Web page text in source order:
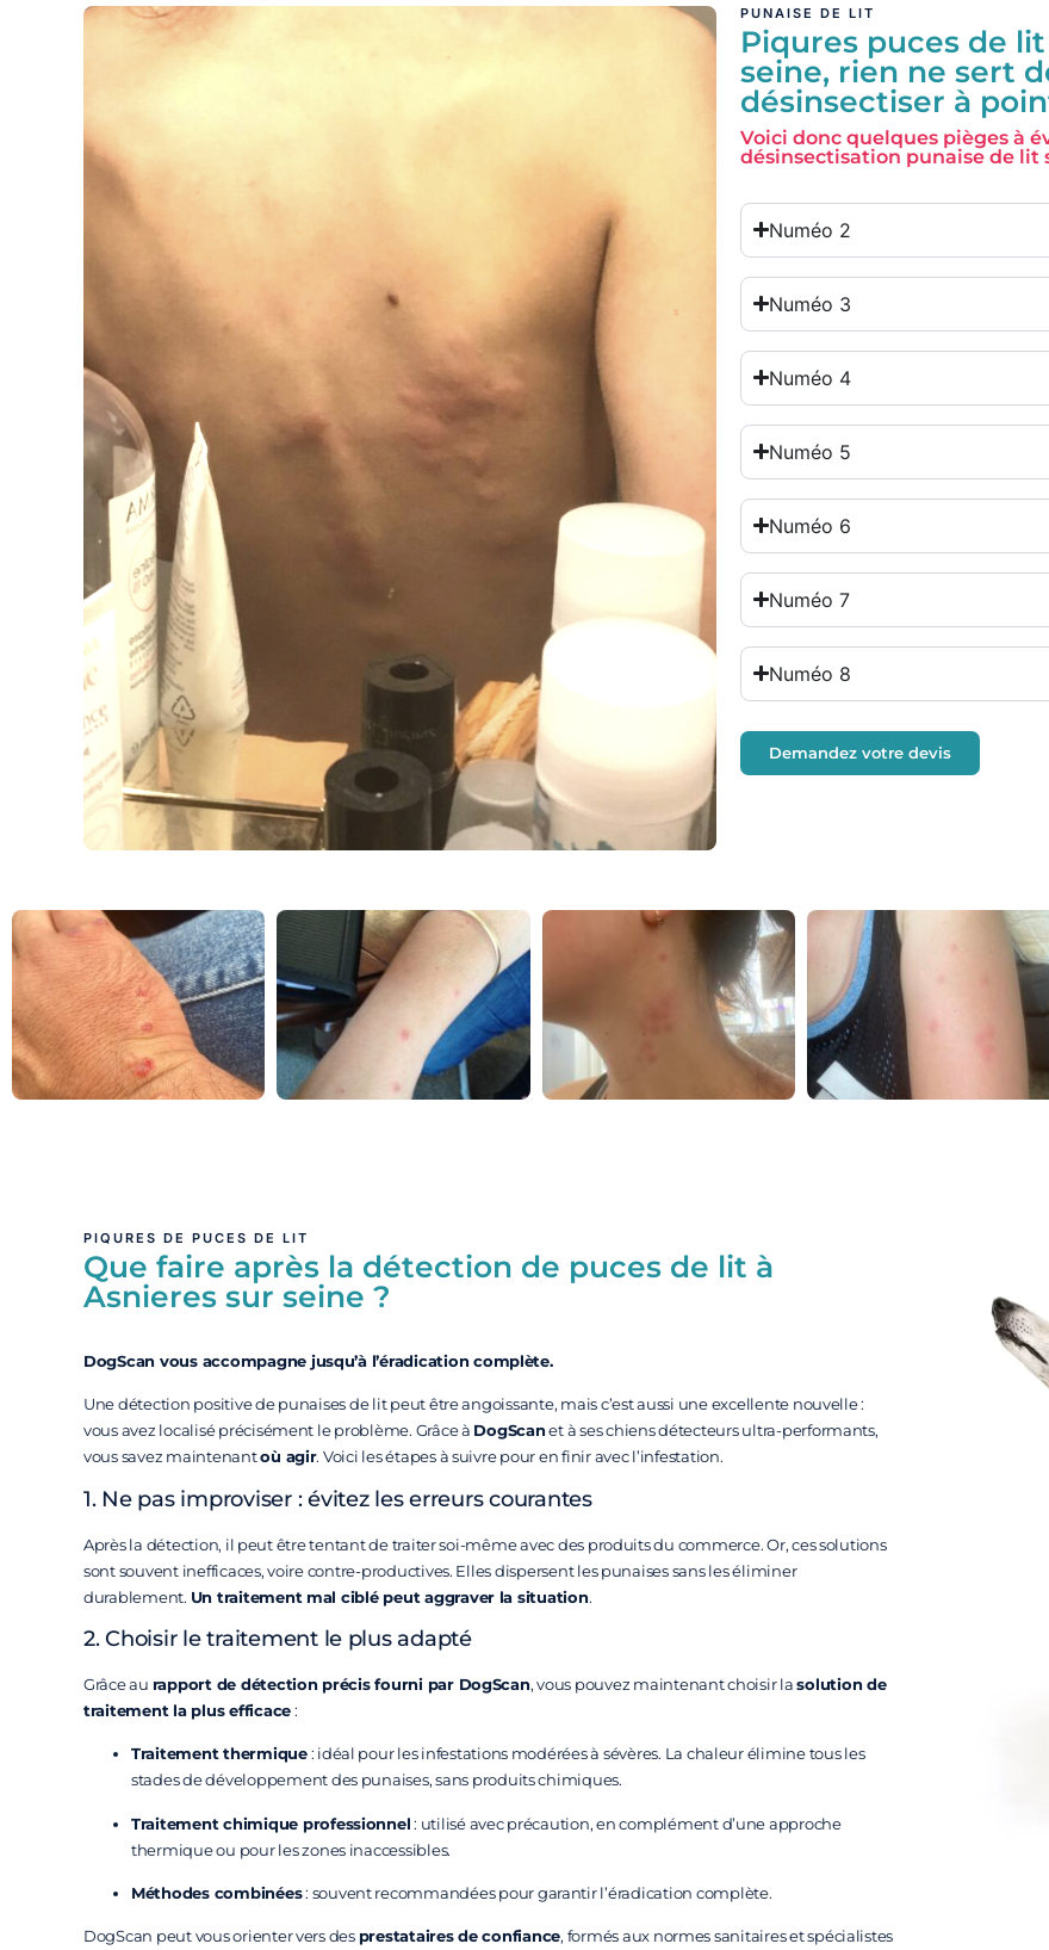
PUNAISE DE LIT
Piqures puces de
seine, rien ne sert
désinsectiser à
Voici donc quelques pièges à
désinsectisation punaise de lit
Numéo 2
Numéo 3
Numéo 4
Numéo 5
Numéo 6
Numéo 7
Numéo 8
Demandez votre devis
PIQURES DE PUCES DE LIT
Que faire après la détection de puces de lit à
Asnieres sur seine ?
DogScan vous accompagne jusqu’à l’éradication complète.
Une détection positive de punaises de lit peut être angoissante, mais c’est aussi une excellente nouvelle :
vous avez localisé précisément le problème. Grâce à DogScanet à ses chiens détecteurs ultra-performants,
vous savez maintenantoù agir. Voici les étapes à suivre pour en finir avec l’infestation.
1. Ne pas improviser : évitez les erreurs courantes
Après la détection, il peut être tentant de traiter soi-même avec des produits du commerce. Or, ces solutions
sont souvent inefficaces, voire contre-productives. Elles dispersent les punaises sans les éliminer
durablement. Un traitement mal ciblé peut aggraver la situation.
2. Choisir le traitement le plus adapté
Grâce au rapport de détection précis fourni par DogScan, vous pouvez maintenant choisir lasolution de
traitement la plus efficace:
Traitement thermique: idéal pour les infestations modérées à sévères. La chaleur élimine tous les
stades de développement des punaises, sans produits chimiques.
Traitement chimique professionnel: utilisé avec précaution, en complément d’une approche
thermique ou pour les zones inaccessibles.
Méthodes combinées: souvent recommandées pour garantir l’éradication complète.
DogScan peut vous orienter vers des prestataires de confiance, formés aux normes sanitaires et spécialistes